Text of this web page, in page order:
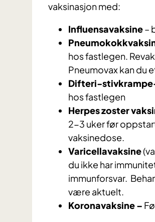
vaksinasjon med:
Influensavaksine–
hos fastlegen.
Pneumovax kan du
Difteri-
hos fastlegen
Herpes zoster
2-3 uker før
vaksinedose.
Varicellavaksine
du ikke har
immunforsvar.
være aktuelt.
Koronavaksine –